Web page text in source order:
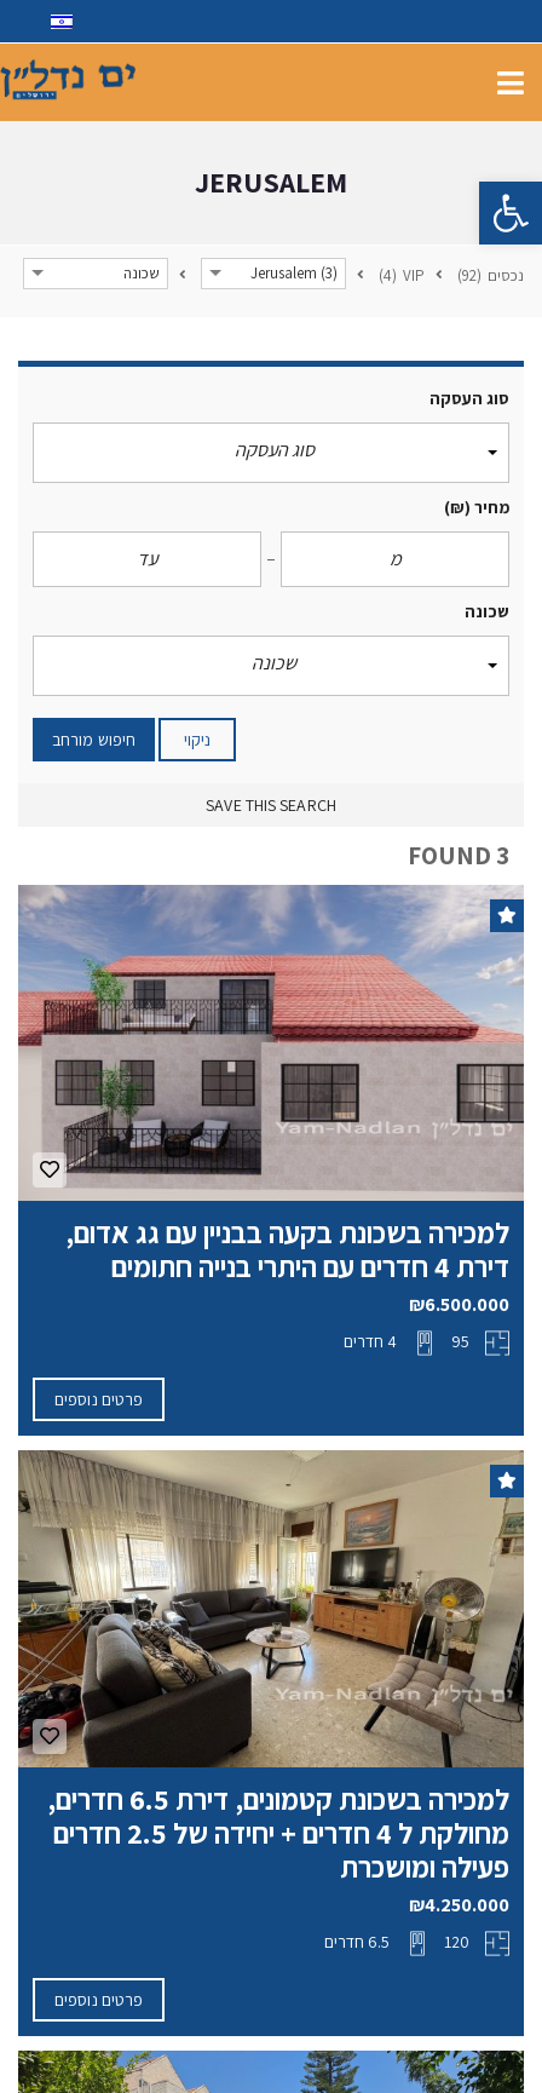
פתח סרגל נגישות JERUSALEM
נכסים (92)
VIP
(4)
Jerusalem (3) שכונה
סוג העסקה
סוג העסקה
מחיר (₪)
שכונה
שכונה
ניקוי חיפוש מורחב
SAVE THIS SEARCH
3 FOUND
למכירה בשכונת בקעה בבניין עם גג אדום,
דירת 4 חדרים עם היתרי בנייה חתומים
₪6.500.000
95 4 חדרים
פרטים נוספים
למכירה בשכונת קטמונים, דירת 6.5 חדרים,
מחולקת ל 4 חדרים + יחידה של 2.5 חדרים
פעילה ומושכרת
₪4.250.000
120 6.5 חדרים
פרטים נוספים